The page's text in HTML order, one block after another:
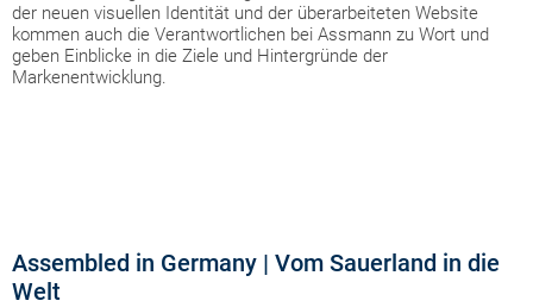
der neuen visuellen Identität und der überarbeiteten Website
kommen auch die Verantwortlichen bei Assmann zu Wort und
geben Einblicke in die Ziele und Hintergründe der
Markenentwicklung.
Assembled in Germany | Vom Sauerland in die
Welt